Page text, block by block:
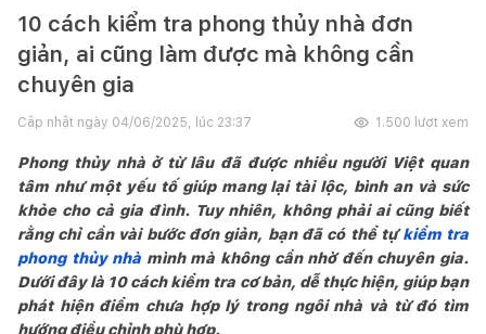
10 cách kiểm tra phong thủy nhà đơn
giản, ai cũng làm được mà không cần
chuyên gia
Cập nhật ngày 04/06/2025, lúc 23:37 1.500 lượt xem
Phong thủy nhà ở từ lâu đã được nhiều người Việt quan
tâm như một yếu tố giúp mang lại tài lộc, bình an và sức
khỏe cho cả gia đình. Tuy nhiên, không phải ai cũng biết
rằng chỉ cần vài bước đơn giản, bạn đã có thể tựkiểm tra
phong thủy nhà mình mà không cần nhờ đến chuyên gia.
Dưới đây là 10 cách kiểm tra cơ bản, dễ thực hiện, giúp bạn
phát hiện điểm chưa hợp lý trong ngôi nhà và từ đó tìm
hướng điều chỉnh phù hợp.